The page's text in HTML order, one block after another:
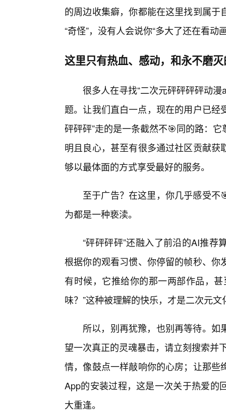
的周边收集癖，你都能在这里找到属
“奇怪”，没有人会说你“多大了还在看动
这里只有热血、感动，和永不磨
很多人在寻找“二次元砰砰砰砰动
题。让我们直白一点，现在的用户已经
砰砰砰”走的是一条截然不🎯同的路：
明且良心，甚至有很多通过社区贡献
够以最体面的方式享受最好的服务。
至于广告？在这里，你几乎感受
为都是一种亵渎。
“砰砰砰砰”还融入了前沿的AI推
根据你的观看习惯、你停留的帧秒、
有时候，它推给你的那一两部作品，
味？”这种被理解的快乐，才是二次元
所以，别再犹豫，也别再等待。
望一次真正的灵魂暴击，请立刻搜索并
情，像鼓点一样敲响你的心房；让那
App的安装过程，这是一次关于热爱的
大重逢。